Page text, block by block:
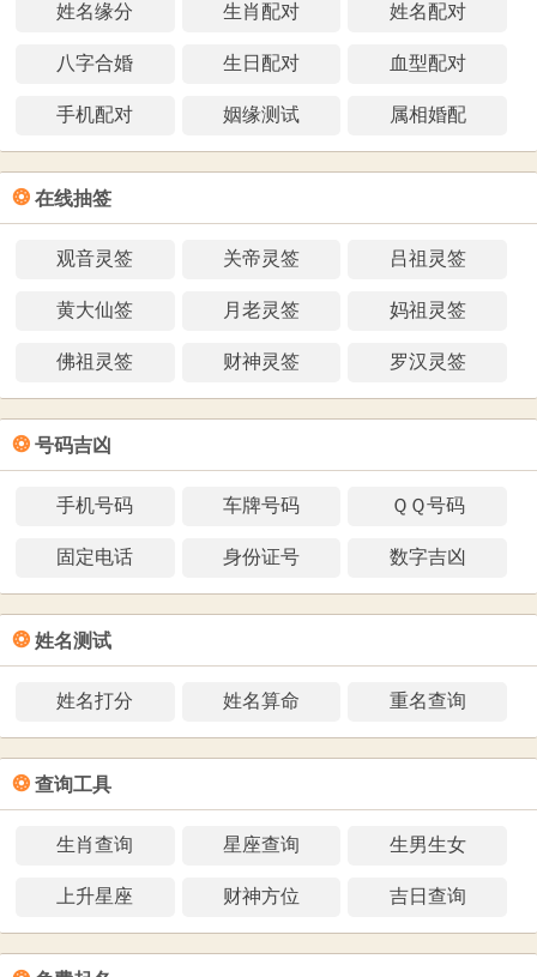
姓名缘分 生肖配对 姓名配对
八字合婚 生日配对 血型配对
手机配对 姻缘测试 属相婚配
❂ 在线抽签
观音灵签 关帝灵签 吕祖灵签
黄大仙签 月老灵签 妈祖灵签
佛祖灵签 财神灵签 罗汉灵签
❂ 号码吉凶
手机号码 车牌号码 ＱＱ号码
固定电话 身份证号 数字吉凶
❂ 姓名测试
姓名打分 姓名算命 重名查询
❂ 查询工具
生肖查询 星座查询 生男生女
上升星座 财神方位 吉日查询